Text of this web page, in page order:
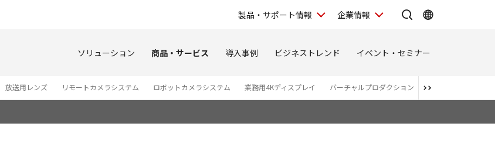
製品・サポート情報 企業情報
ソリューション 商品・サービス 導入事例 ビジネストレンド イベント・セミナー
放送用レンズ リモートカメラシステム ロボットカメラシステム 業務用4Kディスプレイ バーチャルプロダクション 関連商品・アライア